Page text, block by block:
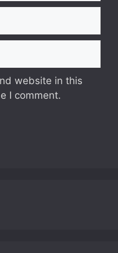
website in this
I comment.